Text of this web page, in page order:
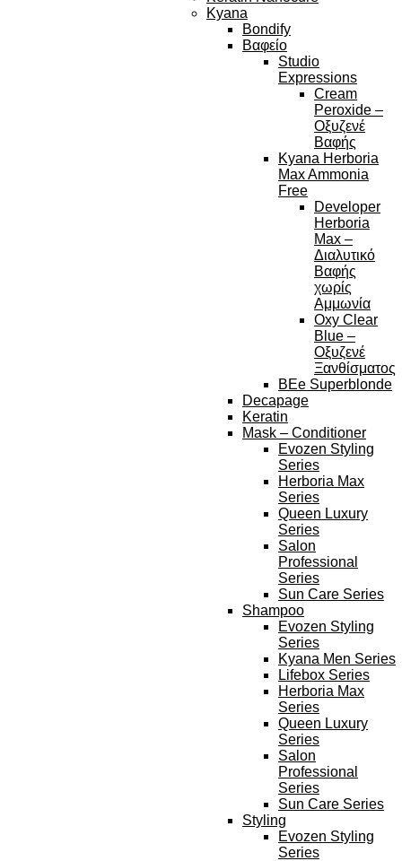
Kyana
Bondify
Βαφείο
Studio
Expressions
Cream
Peroxide –
Οξυζενέ
Βαφής
Kyana Herboria
Max Ammonia
Free
Developer
Herboria
Max –
Διαλυτικό
Βαφής
χωρίς
Αμμωνία
Oxy Clear
Blue –
Οξυζενέ
Ξανθίσματος
BEe Superblonde
Decapage
Keratin
Mask – Conditioner
Evozen Styling
Series
Herboria Max
Series
Queen Luxury
Series
Salon
Professional
Series
Sun Care Series
Shampoo
Evozen Styling
Series
Kyana Men Series
Lifebox Series
Herboria Max
Series
Queen Luxury
Series
Salon
Professional
Series
Sun Care Series
Styling
Evozen Styling
Series